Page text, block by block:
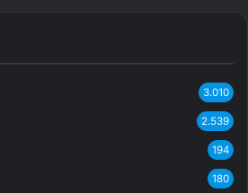
3.010
2.539
194
180